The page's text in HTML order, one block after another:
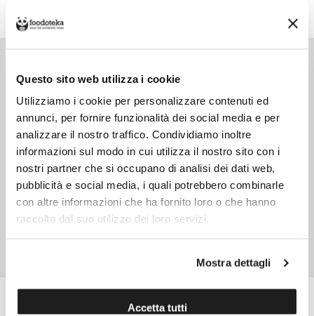
Questo sito web utilizza i cookie
Utilizziamo i cookie per personalizzare contenuti ed
annunci, per fornire funzionalità dei social media e per
analizzare il nostro traffico. Condividiamo inoltre
informazioni sul modo in cui utilizza il nostro sito con i
nostri partner che si occupano di analisi dei dati web,
pubblicità e social media, i quali potrebbero combinarle
con altre informazioni che ha fornito loro o che hanno
raccolto dal suo utilizzo dei loro servizi.
Mostra dettagli
Accetta tutti
DETTAGLI
CONSERVAZIONE
CARATTERISTICHE
Prodotto in Italia
E’ una farina ottenuta con la macinazione a pietra.
Contiene una minore quantità di crusca rispetto alla farina
Molto profumata e gustosa è indicata per la produzione di
pane e pizza.
SKU 11311